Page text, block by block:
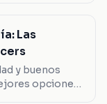
Las
y buenos
opciones